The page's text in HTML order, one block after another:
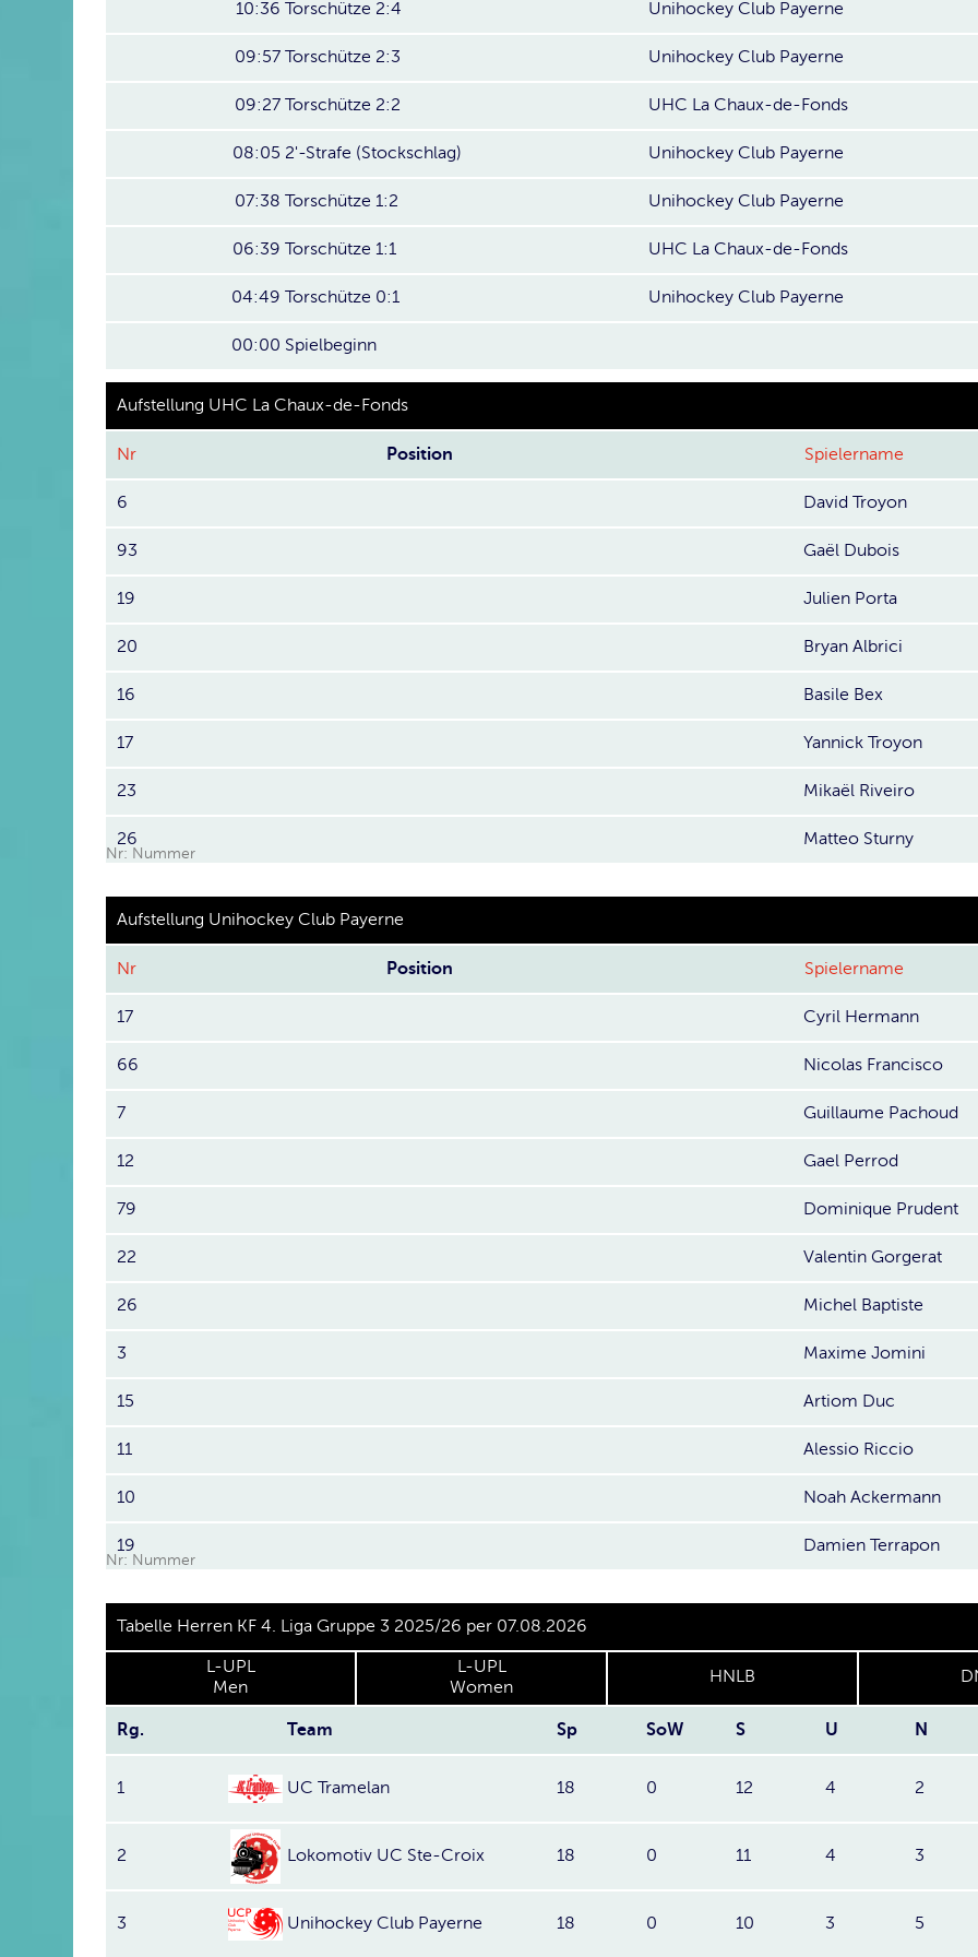
10:36 Torschütze 2:4 Unihockey Club Payerne
09:57 Torschütze 2:3 Unihockey Club Payerne
09:27 Torschütze 2:2 UHC La Chaux-de-Fonds
08:05 2'-Strafe (Stockschlag) Unihockey Club Payerne
07:38 Torschütze 1:2 Unihockey Club Payerne
06:39 Torschütze 1:1 UHC La Chaux-de-Fonds
04:49 Torschütze 0:1 Unihockey Club Payerne
00:00 Spielbeginn
Aufstellung UHC La Chaux-de-Fonds
Nr Position Spielername
6 David Troyon
93 Gaël Dubois
19 Julien Porta
20 Bryan Albrici
16 Basile Bex
17 Yannick Troyon
23 Mikaël Riveiro
26 Matteo Sturny
Nr: Nummer
Aufstellung Unihockey Club Payerne
Nr Position Spielername
17 Cyril Hermann
66 Nicolas Francisco
7 Guillaume Pachoud
12 Gael Perrod
79 Dominique Prudent
22 Valentin Gorgerat
26 Michel Baptiste
3 Maxime Jomini
15 Artiom Duc
11 Alessio Riccio
10 Noah Ackermann
19 Damien Terrapon
Nr: Nummer
Tabelle Herren KF 4. Liga Gruppe 3 2025/26 per 07.08.2026
L-UPL
Men
L-UPL
Women
HNLB
Rg. Team Sp SoW S U N
1 UC Tramelan 18 0 12 4 2
2 Lokomotiv UC Ste-Croix 18 0 11 4 3
3 Unihockey Club Payerne 18 0 10 3 5